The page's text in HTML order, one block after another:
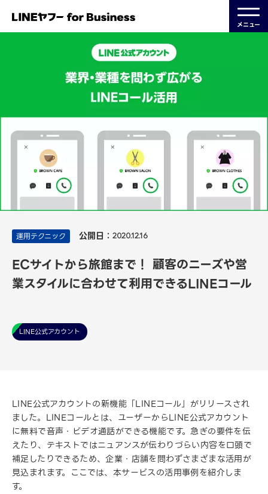
メニュー
運用テクニック 公開日： 2020.12.16
ECサイトから旅館まで！ 顧客のニーズや営
業スタイルに合わせて利用できるLINEコール
LINE公式アカウント
LINE公式アカウントの新機能「LINEコール」がリリースされ
ました。LINEコールとは、ユーザーからLINE公式アカウント
に無料で音声・ビデオ通話ができる機能です。急ぎの要件を伝
えたり、テキストではニュアンスが伝わりづらい内容を口頭で
補足したりできるため、企業・店舗を問わずさまざまな活用が
見込まれます。ここでは、本サービスの活用事例を紹介しま
す。